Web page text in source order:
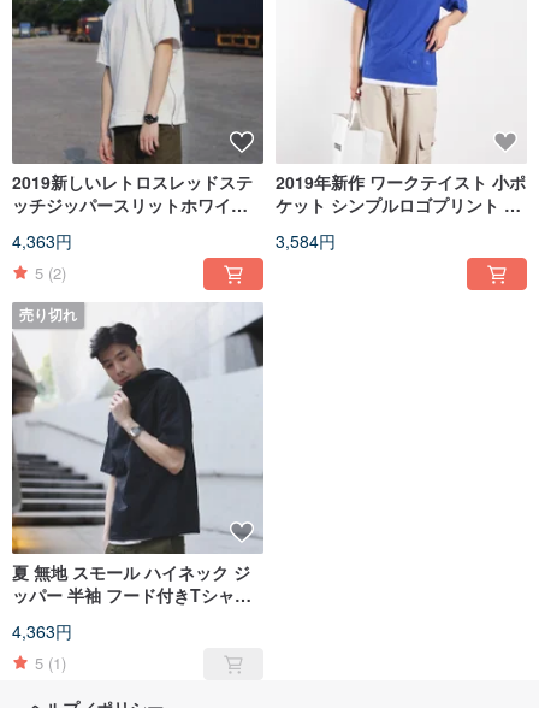
2019新しいレトロスレッドステ
ッチジッパースリットホワイト
女性のための
4,363円
5 (2)
2019年新作 ワークテイスト 小ポ
ケット シンプルロゴプリント 半
3,584円
売り切れ
夏 無地 スモール ハイネック ジ
ッパー 半袖 フード付きTシャツ
4,363円
5 (1)